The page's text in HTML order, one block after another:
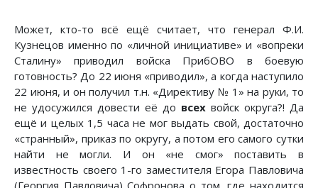
Может, кто-то всё ещё считает, что генерал Ф.И.
Кузнецов именно по «личной инициативе» и «вопреки
Сталину» приводил войска ПрибОВО в боевую
готовность? До 22 июня «приводил», а когда наступило
22 июня, и он получил т.н. «Директиву № 1» на руки, то
не удосужился довести её до всех войск округа?! Да
ещё и целых 1,5 часа не мог выдать свой, достаточно
«странный», приказ по округу, а потом его самого сутки
найти не могли. И он «не смог» поставить в
известность своего 1-го заместителя Егора Павловича